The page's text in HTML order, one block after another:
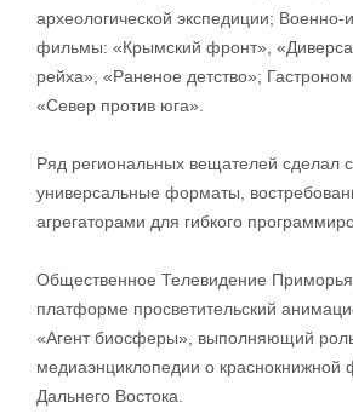
археологической экспедиции; Военно-
фильмы: «Крымский фронт»,
рейха», «Раненое детство»;
«Север против юга».
Ряд региональных вещателей сделал
универсальные форматы,
агрегаторами для гибкого
Общественное Телевидение
платформе просветительский
«Агент биосферы», выполняющий
медиаэнциклопедии о
Дальнего Востока.